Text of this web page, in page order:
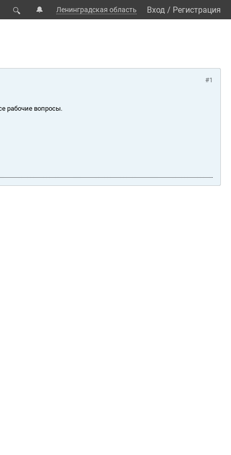
🔍 🔔 Ленинградская область Вход / Регистрация
#1
рабочие вопросы.